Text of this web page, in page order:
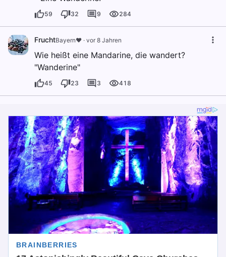
59 32 9 284
FruchtBayern❤️ · vor 8 Jahren
Wie heißt eine Mandarine, die wandert?
"Wanderine"
45 23 3 418